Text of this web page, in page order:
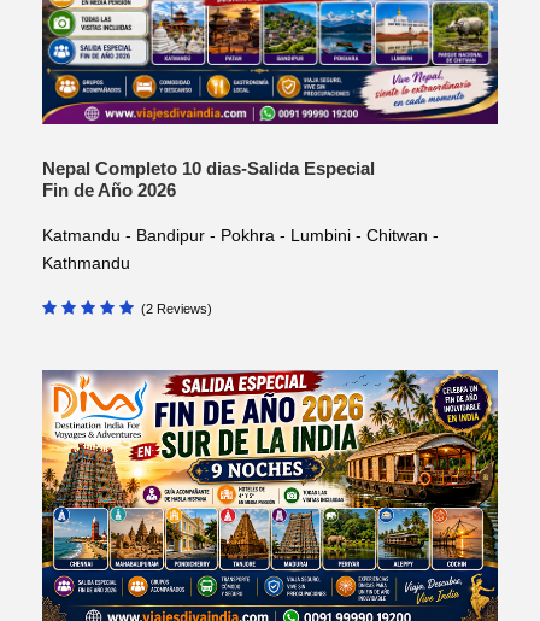
Nepal Completo 10 dias-Salida Especial
Fin de Año 2026
Katmandu - Bandipur - Pokhra - Lumbini - Chitwan -
Kathmandu
(2 Reviews)